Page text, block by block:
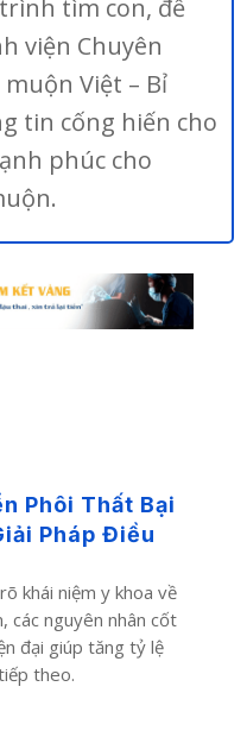
tìm con, để
viện Chuyên
Việt – Bỉ
tin cống hiến cho
phúc cho
Phôi Thất Bại
Pháp Điều
khái niệm y khoa về
các nguyên nhân cốt
đại giúp tăng tỷ lệ
theo.